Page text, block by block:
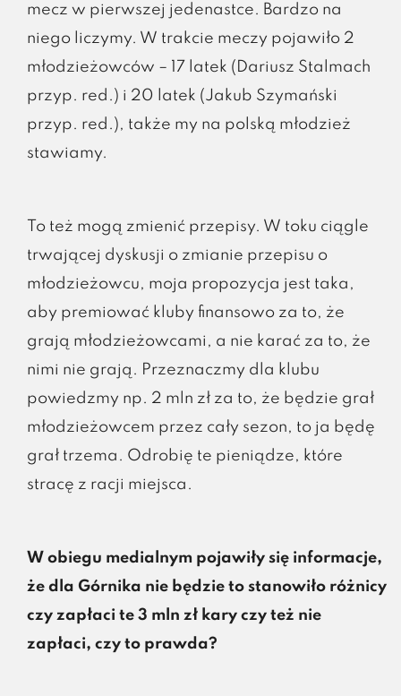
mecz w pierwszej jedenastce. Bardzo na
niego liczymy. W trakcie meczy pojawiło 2
młodzieżowców – 17 latek (Dariusz Stalmach
przyp. red.) i 20 latek (Jakub Szymański
przyp. red.), także my na polską młodzież
stawiamy.
To też mogą zmienić przepisy. W toku ciągle
trwającej dyskusji o zmianie przepisu o
młodzieżowcu, moja propozycja jest taka,
aby premiować kluby finansowo za to, że
grają młodzieżowcami, a nie karać za to, że
nimi nie grają. Przeznaczmy dla klubu
powiedzmy np. 2 mln zł za to, że będzie grał
młodzieżowcem przez cały sezon, to ja będę
grał trzema. Odrobię te pieniądze, które
stracę z racji miejsca.
W obiegu medialnym pojawiły się informacje,
że dla Górnika nie będzie to stanowiło różnicy
czy zapłaci te 3 mln zł kary czy też nie
zapłaci, czy to prawda?